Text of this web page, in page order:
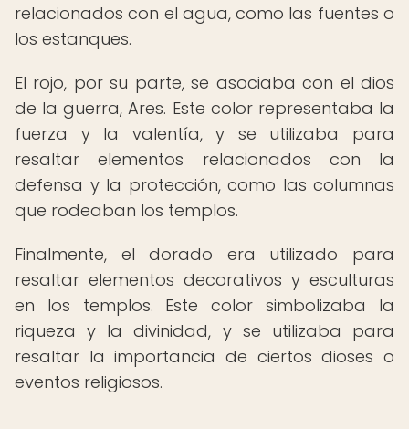
relacionados con el agua, como las fuentes o
los estanques.
El rojo, por su parte, se asociaba con el dios
de la guerra, Ares. Este color representaba la
fuerza y la valentía, y se utilizaba para
resaltar elementos relacionados con la
defensa y la protección, como las columnas
que rodeaban los templos.
Finalmente, el dorado era utilizado para
resaltar elementos decorativos y esculturas
en los templos. Este color simbolizaba la
riqueza y la divinidad, y se utilizaba para
resaltar la importancia de ciertos dioses o
eventos religiosos.